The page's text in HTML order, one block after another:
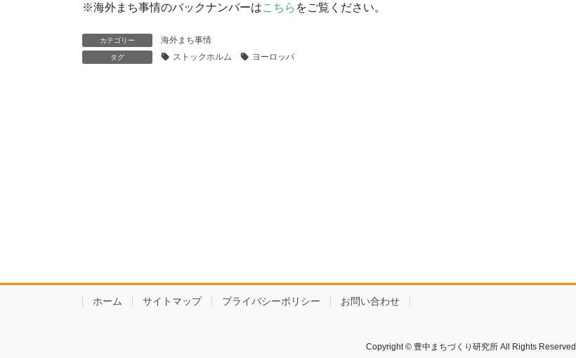
※海外まち事情のバックナンバーはこちら をご覧ください。
カテゴリー 海外まち事情
タグ ストックホルム ヨーロッパ
ホーム サイトマップ プライバシーポリシー お問い合わせ
Copyright © 豊中まちづくり研究所 All Rights Reserved.